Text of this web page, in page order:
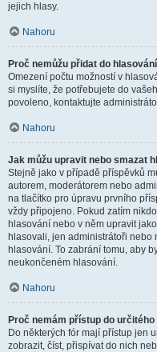
jejich hlasy.
Nahoru
Proč nemůžu přidat do
Omezení počtu možností v
si myslíte, že potřebujete do
povoleno, kontaktujte
Nahoru
Jak můžu upravit nebo smazat
Stejně jako v případě příspěvků
autorem, moderátorem nebo
na tlačítko pro úpravu prvního
vždy připojeno. Pokud zatím
hlasování nebo v něm upravit
hlasovali, jen administrátoři
hlasování. To zabrání tomu, aby
neukončeném hlasování.
Nahoru
Proč nemám přístup do určitého
Do některých fór mají přístup jen
zobrazit, číst, přispívat do nich